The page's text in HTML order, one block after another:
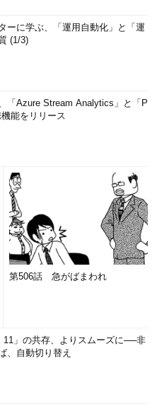
ーに学ぶ、「運用自動化」と「運
(1/3)
「Azure Stream Analytics」と「P
能をリリース
第506話 急がばまわれ
11」の共存、よりスムーズに──非
、自動切り替え